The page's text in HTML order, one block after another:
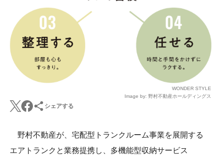
WONDER STYLE
Image by: 野村不動産ホールディングス
シェアする
野村不動産が、宅配型トランクルーム事業を展開する
エアトランクと業務提携し、多機能型収納サービス